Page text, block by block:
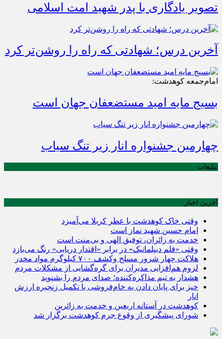
تصویر یادگاری با پدر شهید امت اسلامی
آخرین درس؛ شهادتی که راه را روشن‌تر کرد
امام‌جمعه کوهدشت:
بسیج مایه امید مستضعفان جهان است
چهارمین جشنواره انار زیر تنگ سیاب
تبلیغات
آخرین اخبار
وقتی خاک کوهدشت با عطر کربلا می‌آمیزد
امام حسین شهید نماز است
خدمت به زائران، توفیق الهی و بی‌منت است
وقتی «قلم دیپلماتیک» در برابر «اقتدار دریایی» رنگ می‌بازد
هلاکت چهار شرور مسلح وکشف ۷۰۰ کیلوگرم مواد مخدر
لزوم هم‌افزایی مدیران برای گره‌گشایی از مشکلات مردم
هشدار به تیم مذاکره‌کننده؛ صدای مردم را بشنوید
خیز برای پایان دادن به خام‌فروشی با تکمیل زنجیره ارزش
انار
کوهدشت در آستانه اربعین و خدمت‌ به زائرین
شورای پیشگیری از وقوع جرم کوهدشت برگزار شد